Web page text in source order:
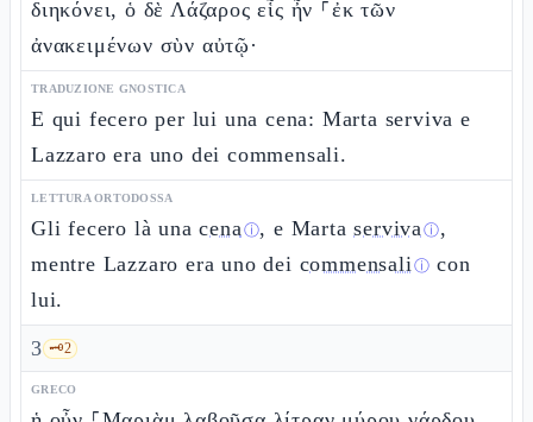
διηκόνει, ὁ δὲ Λάζαρος εἷς ἦν ⸀ἐκ τῶν
ἀνακειμένων σὺν αὐτῷ·
TRADUZIONE GNOSTICA
E qui fecero per lui una cena: Marta serviva e
Lazzaro era uno dei commensali.
LETTURA ORTODOSSA
Gli fecero là unacenaⓘ, e Martaservivaⓘ,
mentre Lazzaro era uno dei commensaliⓘ con
lui.
3 🗝️2
GRECO